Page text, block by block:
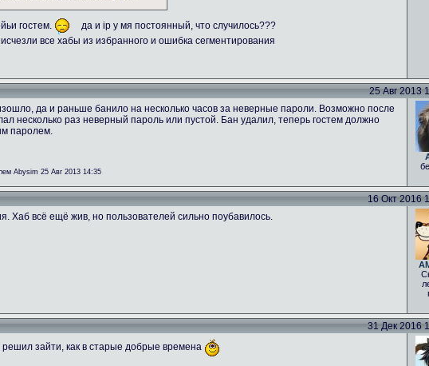
гостем.
да и ip у мя постоянный, что случилось???
все хабы из избранного и ошибка сегментирования
25 Авг 2013
да и раньше банило на несколько часов за неверные пароли. Возможно после
несколько раз неверный пароль или пустой. Бан удалил, теперь гостем должно
паролем.
Abysim 25 Авг 2013 14:35
16 Окт 2016
Хаб всё ещё жив, но пользователей сильно поубавилось.
31 Дек 2016
зайти, как в старые добрые времена